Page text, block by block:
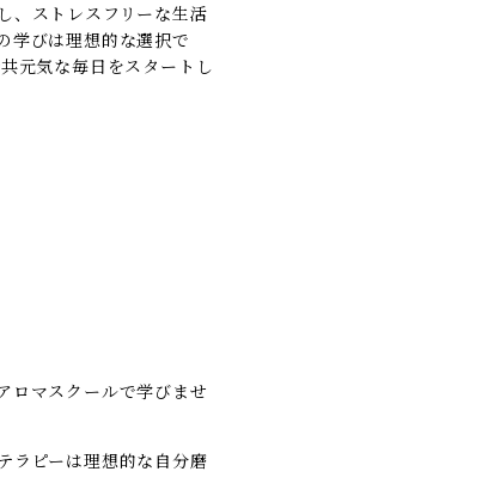
、ストレスフリーな生活
学びは理想的な選択で
元気な毎日をスタートし
ロマスクールで学びませ
ラピーは理想的な自分磨